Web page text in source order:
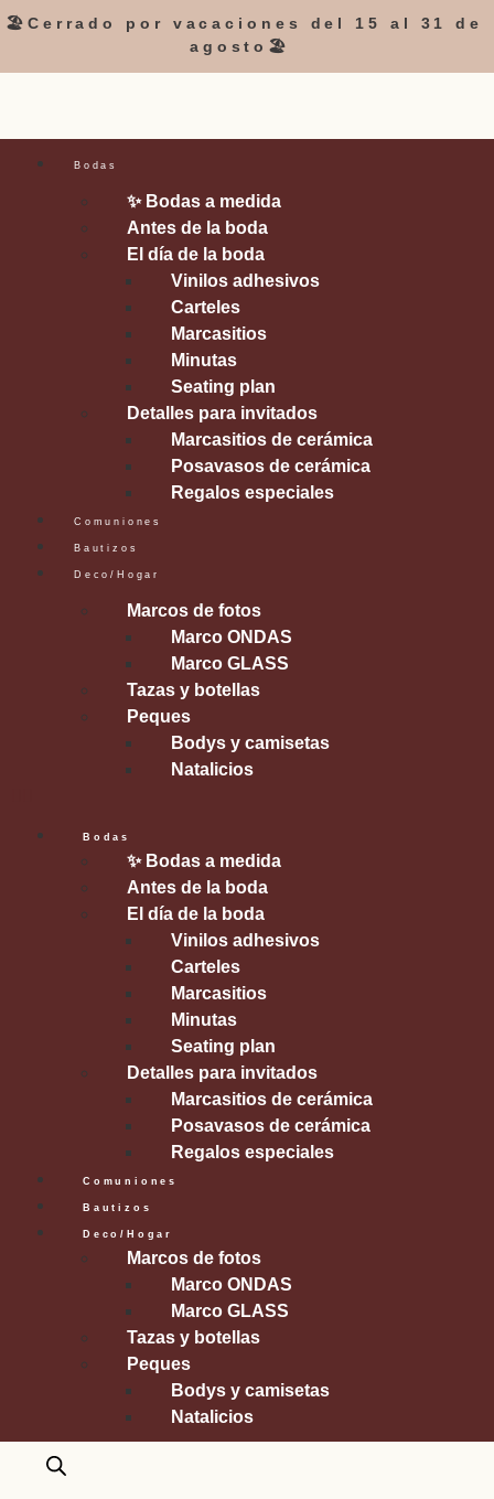
🏖️Cerrado por vacaciones del 15 al 31 de
agosto🏖️
Bodas
✨ Bodas a medida
Antes de la boda
El día de la boda
Vinilos adhesivos
Carteles
Marcasitios
Minutas
Seating plan
Detalles para invitados
Marcasitios de cerámica
Posavasos de cerámica
Regalos especiales
Comuniones
Bautizos
Deco/Hogar
Marcos de fotos
Marco ONDAS
Marco GLASS
Tazas y botellas
Peques
Bodys y camisetas
Natalicios
Bodas
✨ Bodas a medida
Antes de la boda
El día de la boda
Vinilos adhesivos
Carteles
Marcasitios
Minutas
Seating plan
Detalles para invitados
Marcasitios de cerámica
Posavasos de cerámica
Regalos especiales
Comuniones
Bautizos
Deco/Hogar
Marcos de fotos
Marco ONDAS
Marco GLASS
Tazas y botellas
Peques
Bodys y camisetas
Natalicios